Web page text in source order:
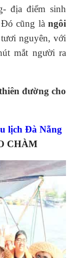
địa điểm sinh
cũng là ngôi
nguyên, với
mắt người ra
đường cho
lịch Đà Nẵng
CHÀM